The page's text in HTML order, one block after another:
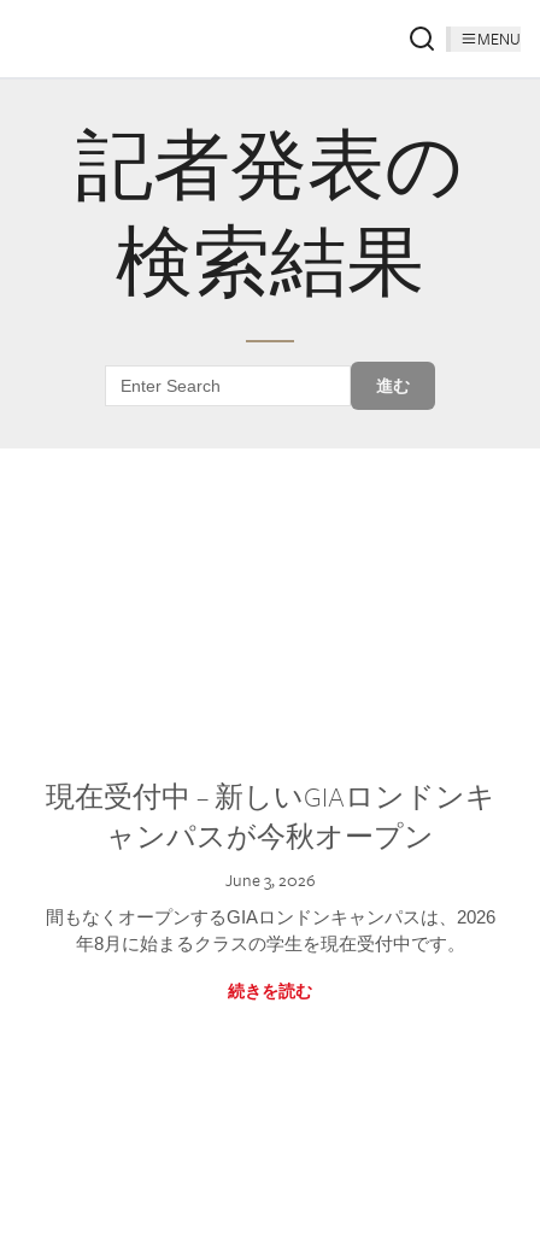
MENU
記者発表の
検索結果
進む
現在受付中 – 新しいGIAロンドンキ
ャンパスが今秋オープン
June 3, 2026
間もなくオープンするGIAロンドンキャンパスは、2026
年8月に始まるクラスの学生を現在受付中です。
続きを読む